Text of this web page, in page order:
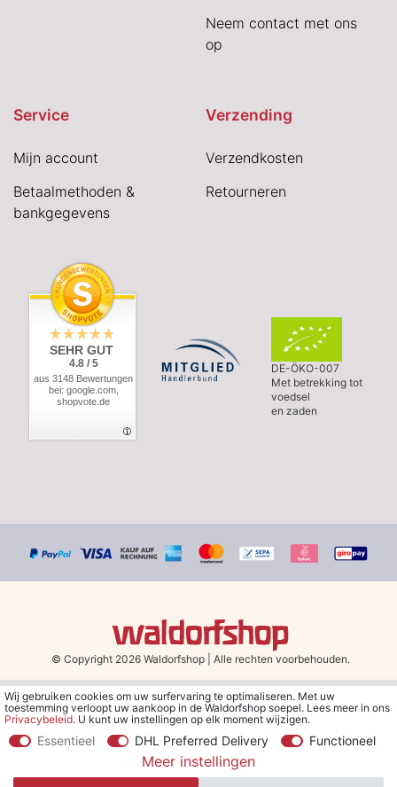
Neem contact met ons
op
Service
Mijn account
Betaalmethoden &
bankgegevens
Verzending
Verzendkosten
Retourneren
SEHR GUT
4.8 / 5
aus 3148 Bewertungen
bei: google.com,
shopvote.de
DE-ÖKO-007
Met betrekking tot
voedsel
en zaden
© Copyright 2026 Waldorfshop Alle rechten voorbehouden.
*Gratis verzending in Nederland en België vanaf 79 euro bij het
kiezen van de verzendmethode "DHL - Besparing op
**Je ontvangt de kortingsbon van € 5 per e-mail nadat je je hebt
aangemeld voor de nieuwsbrief. De kortingsbon is 30 dagen geldig
Wij gebruiken cookies om uw surfervaring te optimaliseren. Met uw
toestemming verloopt uw aankoop in de Waldorfshop soepel. Lees meer in ons
Privacybeleid. U kunt uw instellingen op elk moment wijzigen.
Essentieel DHL Preferred Delivery Functioneel
Meer instellingen